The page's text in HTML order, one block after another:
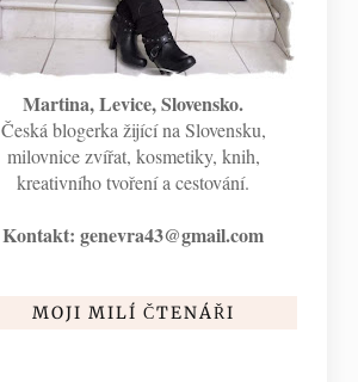
Martina, Levice, Slovensko.
Česká blogerka žijící na Slovensku,
milovnice zvířat, kosmetiky, knih,
kreativního tvoření a cestování.
Kontakt: genevra43@gmail.com
MOJI MILÍ ČTENÁŘI